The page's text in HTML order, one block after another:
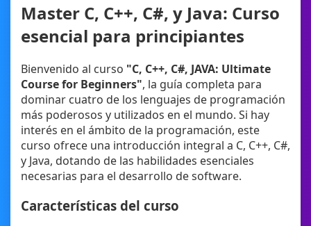
Master C, C++, C#, y Java: Curso
esencial para principiantes
Bienvenido al curso "C, C++, C#, JAVA: Ultimate
Course for Beginners", la guía completa para
dominar cuatro de los lenguajes de programación
más poderosos y utilizados en el mundo. Si hay
interés en el ámbito de la programación, este
curso ofrece una introducción integral a C, C++, C#,
y Java, dotando de las habilidades esenciales
necesarias para el desarrollo de software.
Características del curso